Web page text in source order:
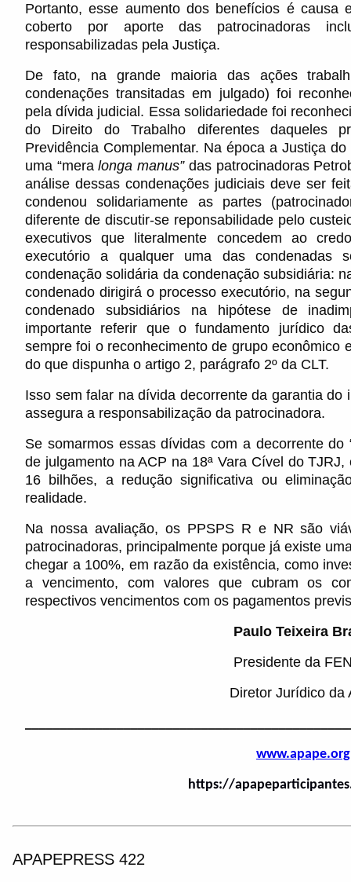
Portanto, esse aumento dos benefícios é causa
coberto por aporte das patrocinadoras
responsabilizadas pela Justiça.
De fato, na grande maioria das ações
condenações transitadas em julgado) foi
pela dívida judicial. Essa solidariedade foi
do Direito do Trabalho diferentes daqueles
Previdência Complementar. Na época a Justiça
uma “meralonga manus”das patrocinadoras
análise dessas condenações judiciais deve ser
condenou solidariamente as partes
diferente de discutir-se reponsabilidade pelo
executivos que literalmente concedem ao
executório a qualquer uma das condenadas
condenação solidária da condenação subsidiária:
condenado dirigirá o processo executório, na
condenado subsidiários na hipótese de
importante referir que o fundamento jurídico
sempre foi o reconhecimento de grupo econômico
do que dispunha o artigo 2, parágrafo 2º da CLT.
Isso sem falar na dívida decorrente da garantia
assegura a responsabilização da patrocinadora.
Se somarmos essas dívidas com a decorrente do
de julgamento na ACP na 18ª Vara Cível do
16 bilhões, a redução significativa ou
realidade.
Na nossa avaliação, os PPSPS R e NR são
patrocinadoras, principalmente porque já existe
chegar a 100%, em razão da existência, como
a vencimento, com valores que cubram os
respectivos vencimentos com os pagamentos
Paulo Teixeira
Presidente da
Diretor Jurídico da
https://
APAPEPRESS 422